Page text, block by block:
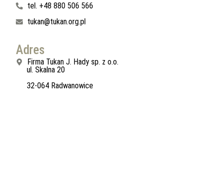
tel. +48 880 506 566
tukan@tukan.org.pl
Adres
Firma Tukan J. Hady sp. z o.o.
ul. Skalna 20
32-064 Radwanowice